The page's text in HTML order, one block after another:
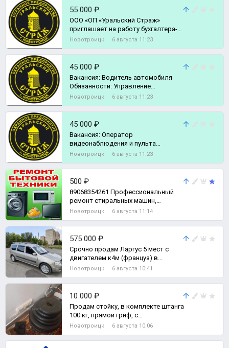
55 000 ₽
ООО «ОП «Уральский Страж»
приглашает на работу бухгалтера-
расчетчика.
Новотроицк 6 августа 11:23
45 000 ₽
Вакансия: Водитель автомобиля
Обязанности: Управление
транспортным средством
Новотроицк 6 августа 11:23
45 000 ₽
Вакансия: Оператор
видеонаблюдения и пульта
централизованного наблюдения
Новотроицк 6 августа 11:23
500 ₽
89068354261 Профессиональный
ремонт стиральных машин,
электроплит, посудомоечных
Новотроицк 6 августа 11:14
575 000 ₽
Срочно продам Ларгус 5 мест с
двигателем к4м (француз) в
хорошем состоянии для своих лет.
Новотроицк 6 августа 10:41
10 000 ₽
Продам стойку, в комплекте штанга
100 кг, прямой гриф, с
композитными дисками.
Новотроицк 6 августа 10:06